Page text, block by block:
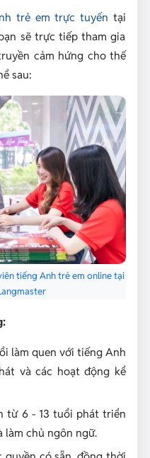
trẻ em trực tuyến tại
sẽ trực tiếp tham gia
cảm hứng cho thế
sau:
tiếng Anh trẻ em online tại
làm quen với tiếng Anh
và các hoạt động kể
từ 6 - 13 tuổi phát triển
làm chủ ngôn ngữ.